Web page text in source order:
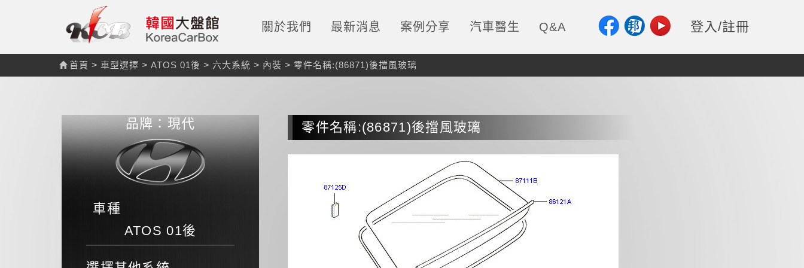
關於我們 最新消息 案例分享 汽車醫生 Q&A 登入/註冊
首頁 > 車型選擇 > ATOS 01後 > 六大系統 > 內裝 > 零件名稱:(86871)後擋風玻璃
品牌：現代
車種
ATOS 01後
零件名稱:(86871)後擋風玻璃